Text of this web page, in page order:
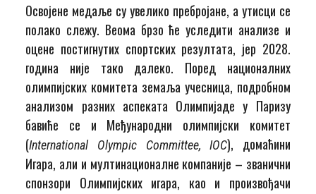
Освојене медаље су увелико пребројане, а утисци се
полако слежу. Веома брзо ће уследити анализе и
оцене постигнутих спортских резултата, јер 2028.
година није тако далеко. Поред националних
олимпијских комитета земаља учесница, подробном
анализом разних аспеката Олимпијаде у Паризу
бавиће се и Међународни олимпијски комитет
(International Olympic Committee, IOC), домаћини
Игара, али и мултинационалне компаније – званични
спонзори Олимпијских игара, као и произвођачи